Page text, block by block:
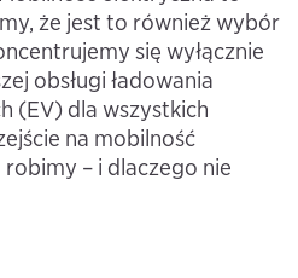
że jest to również wybór
się wyłącznie
obsługi ładowania
(EV) dla wszystkich
na mobilność
– i dlaczego nie